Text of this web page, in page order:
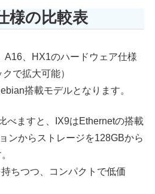
様の比較表
A16、HX1のハードウェア仕様
で拡大可能）
搭載モデルとなります。
べますと、IX9はEthernetの搭載
ンからストレージを128GBから
ちつつ、コンパクトで低価